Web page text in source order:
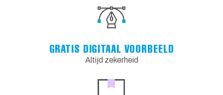
GRATIS DIGITAAL VOORBEELD
Altijd zekerheid